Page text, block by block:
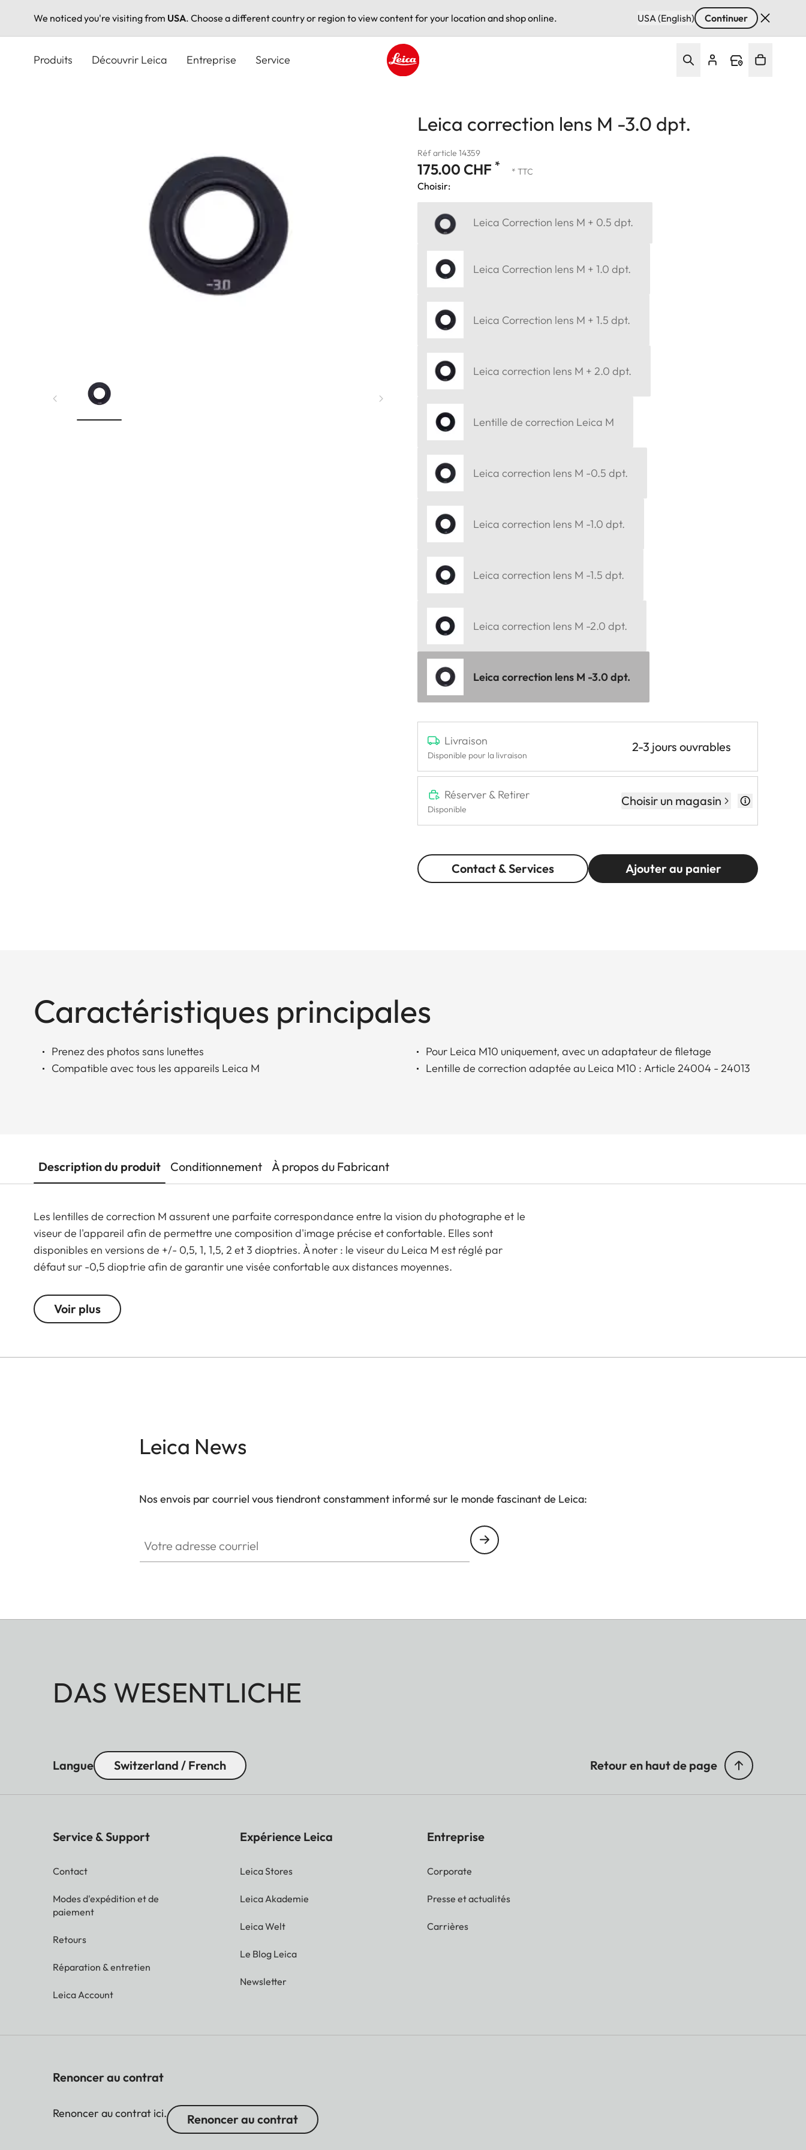
We noticed you're visiting from USA. Choose a different country or region to view content for your location and shop online. USA (English) Continuer
Produits Découvrir Leica Entreprise Service
Leica correction lens M -3.0 dpt.
Réf article 14359
175.00 CHF * * TTC
Choisir:
Leica Correction lens M + 0.5 dpt.
Leica Correction lens M + 1.0 dpt.
Leica Correction lens M + 1.5 dpt.
Leica correction lens M + 2.0 dpt.
Lentille de correction Leica M
Leica correction lens M -0.5 dpt.
Leica correction lens M -1.0 dpt.
Leica correction lens M -1.5 dpt.
Leica correction lens M -2.0 dpt.
Leica correction lens M -3.0 dpt.
Livraison
Disponible pour la livraison
2-3 jours ouvrables
Réserver & Retirer
Disponible
Choisir un magasin
Contact & Services Ajouter au panier
Caractéristiques principales
Prenez des photos sans lunettes
Compatible avec tous les appareils Leica M
Pour Leica M10 uniquement, avec un adaptateur de filetage
Lentille de correction adaptée au Leica M10 : Article 24004 - 24013
Description du produit Conditionnement À propos du Fabricant
Les lentilles de correction M assurent une parfaite correspondance entre la vision du photographe et le
viseur de l'appareil afin de permettre une composition d'image précise et confortable. Elles sont
disponibles en versions de +/- 0,5, 1, 1,5, 2 et 3 dioptries. À noter : le viseur du Leica M est réglé par
défaut sur -0,5 dioptrie afin de garantir une visée confortable aux distances moyennes.
Voir plus
Leica News
Nos envois par courriel vous tiendront constamment informé sur le monde fascinant de Leica:
DAS WESENTLICHE
Langue Switzerland / French Retour en haut de page
Service & Support
Contact
Modes d'expédition et de
paiement
Retours
Réparation & entretien
Leica Account
Expérience Leica
Leica Stores
Leica Akademie
Leica Welt
Le Blog Leica
Newsletter
Entreprise
Corporate
Presse et actualités
Carrières
Renoncer au contrat
Renoncer au contrat ici. Renoncer au contrat